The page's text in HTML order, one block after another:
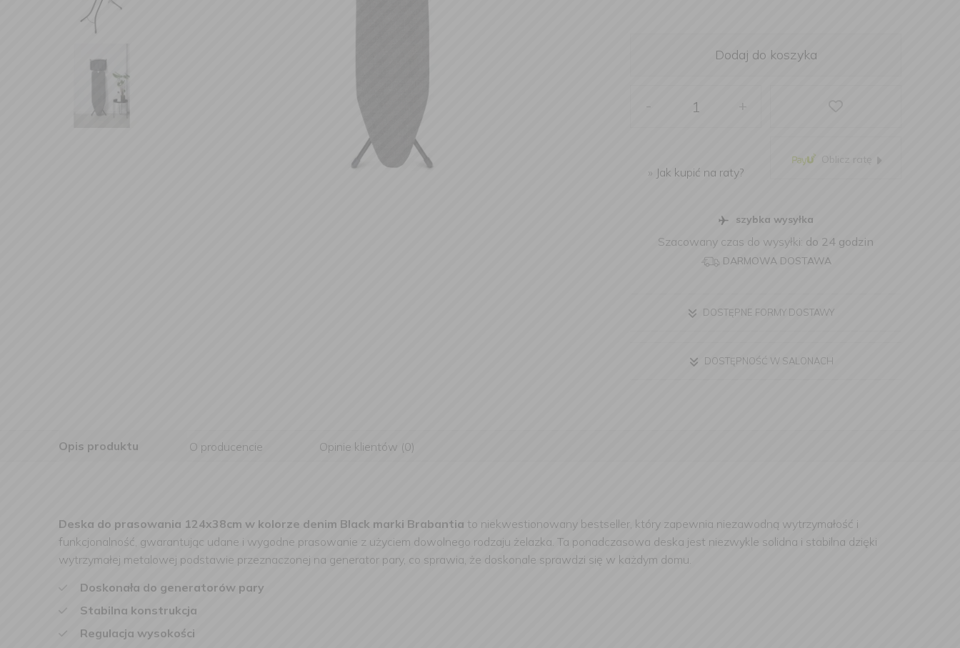
Dodaj do koszyka
- +
» Jak kupić na raty?
szybka wysyłka
Szacowany czas do wysyłki: do 24 godzin
DARMOWA DOSTAWA
DOSTĘPNE FORMY DOSTAWY
DOSTĘPNOŚĆ W SALONACH
Opis produktu O producencie Opinie klientów (0)
Deska do prasowania 124x38cm w kolorze denim Black marki Brabantia to niekwestionowany bestseller, który zapewnia niezawodną wytrzymałość i
funkcjonalność, gwarantując udane i wygodne prasowanie z użyciem dowolnego rodzaju żelazka. Ta ponadczasowa deska jest niezwykle solidna i stabilna dzięki
wytrzymałej metalowej podstawie przeznaczonej na generator pary, co sprawia, że doskonale sprawdzi się w każdym domu.
Doskonała do generatorów pary
Stabilna konstrukcja
Regulacja wysokości